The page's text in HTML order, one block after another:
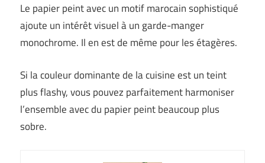
Le papier peint avec un motif marocain sophistiqué
ajoute un intérêt visuel à un garde-manger
monochrome. Il en est de même pour les étagères.
Si la couleur dominante de la cuisine est un teint
plus flashy, vous pouvez parfaitement harmoniser
l’ensemble avec du papier peint beaucoup plus
sobre.